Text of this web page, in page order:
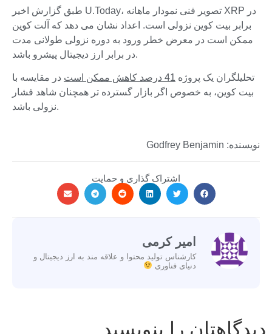
طبق گزارش اخیر U.Today، تصویر فنی نمودار ماهانه XRP در
برابر بیت کوین نزولی است. اعداد نشان می دهد که آلت کوین
ممکن است در معرض خطر ورود به دوره نزولی طولانی مدت
در برابر ارز دیجیتال پیشرو باشد.
تحلیلگران یک پروژه 41 درصد کاهش ممکن است
در مقایسه با
بیت کوین، به خصوص اگر بازار گسترده تر همچنان شاهد فشار
نزولی باشد.
نویسنده: Godfrey Benjamin
اشتراک گذاری و حمایت
امیر کرمی
کارشناس تولید محتوا و علاقه مند به ارز دیجیتال و
دنیای فناوری
دیدگاهتان را بنویسید